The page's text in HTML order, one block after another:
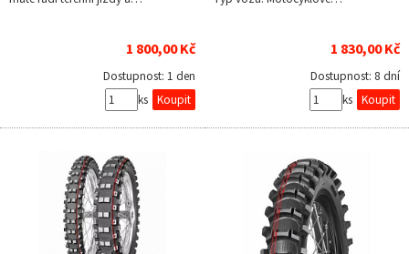
1 800,00 Kč
Dostupnost: 1 den
ks
1 830,00 Kč
Dostupnost: 8 dní
ks